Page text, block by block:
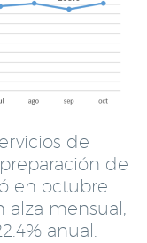
de
de
en octubre
alza mensual,
anual.